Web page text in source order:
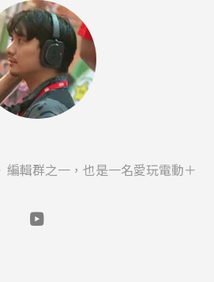
輯群之一，也是一名愛玩電動＋